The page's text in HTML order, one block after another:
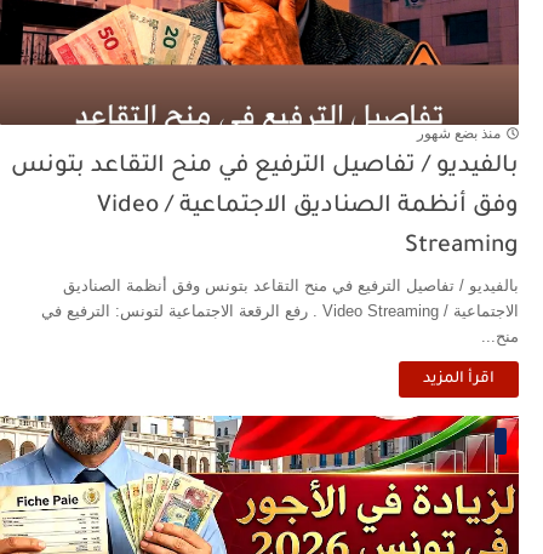
منذ بضع شهور
بالفيديو / تفاصيل الترفيع في منح التقاعد بتونس
وفق أنظمة الصناديق الاجتماعية / Video
Streaming
بالفيديو / تفاصيل الترفيع في منح التقاعد بتونس وفق أنظمة الصناديق
الاجتماعية / Video Streaming . رفع الرقعة الاجتماعية لتونس: الترفيع في
منح...
اقرأ المزيد